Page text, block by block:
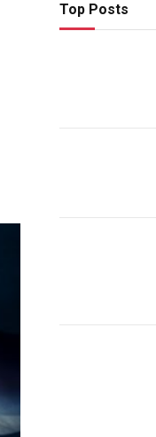
Top Posts